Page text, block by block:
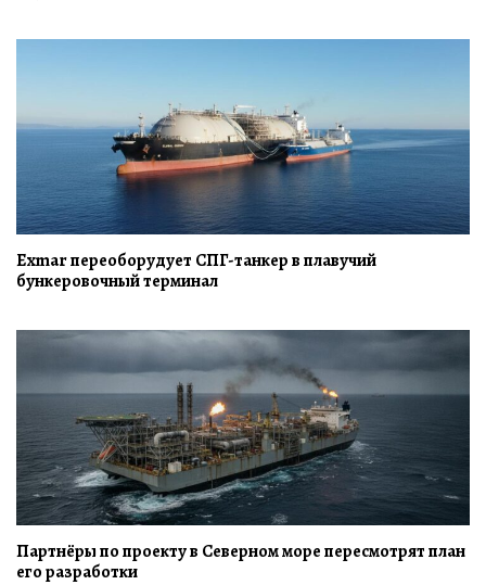
Exmar переоборудует СПГ-танкер в плавучий
бункеровочный терминал
Партнёры по проекту в Северном море пересмотрят план
его разработки